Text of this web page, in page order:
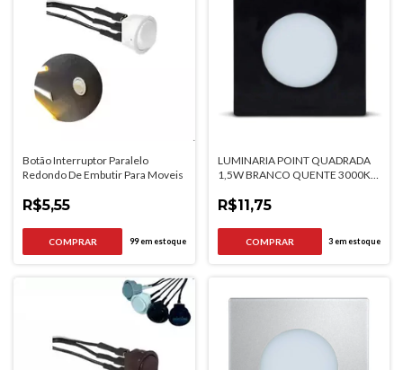
Botão Interruptor Paralelo
Redondo De Embutir Para Moveis
R$5,55
99em estoque
LUMINARIA POINT QUADRADA
1,5W BRANCO QUENTE 3000K
R$11,75
3em estoque